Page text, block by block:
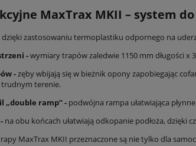
MaxTrax MKII – system
dzięki zastosowaniu termoplastiku odpornego na
-wymiary trapów zaledwie 1150 mm długości x
-zęby wbijają się w bieżnik opony zapobiegając
terenie.
„double ramp” - podwójna rampa ułatwiająca
na obu końcach ułatwiają odkopanie podłoża, dzięki
MaxTrax MKII przeznaczone są nie tylko dla